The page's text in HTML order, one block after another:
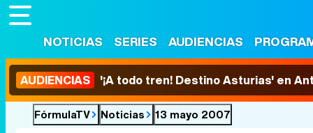
NOTICIAS SERIES AUDIENCIAS
AUDIENCIAS '¡A todo tren! Destino Asturias' en
FórmulaTV Noticias 13 mayo 2007